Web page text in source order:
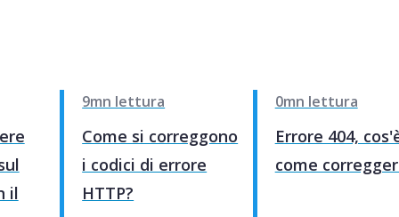
il
9mn lettura
Come si correggono
i codici di errore
HTTP?
0mn lettura
Errore 404,
come